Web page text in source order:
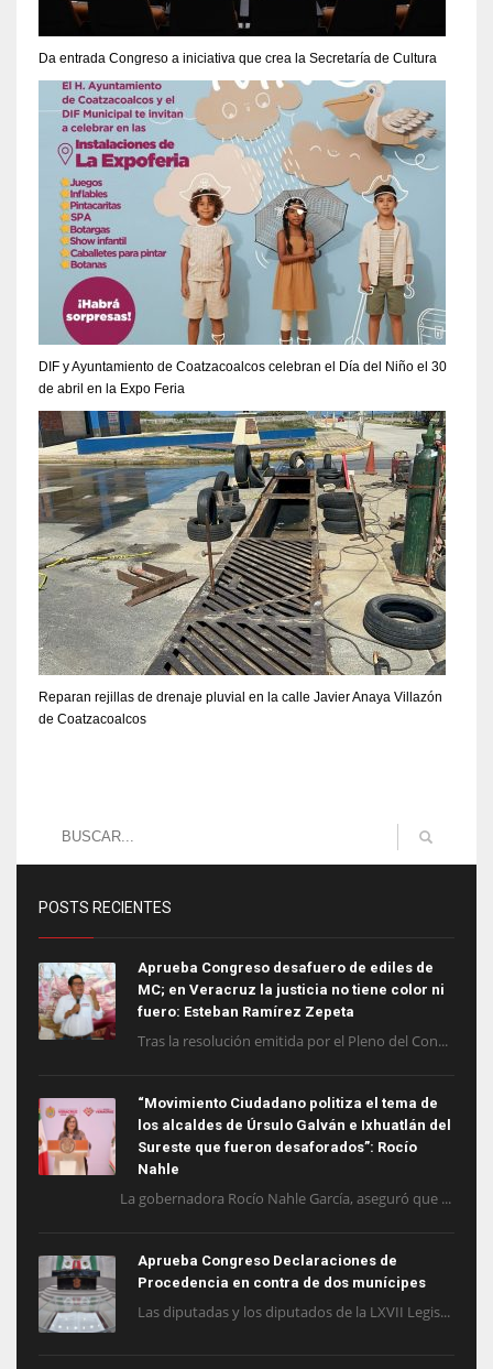
Da entrada Congreso a iniciativa que crea la Secretaría de Cultura
DIF y Ayuntamiento de Coatzacoalcos celebran el Día del Niño el 30
de abril en la Expo Feria
Reparan rejillas de drenaje pluvial en la calle Javier Anaya Villazón
de Coatzacoalcos
POSTS RECIENTES
Aprueba Congreso desafuero de ediles de
MC; en Veracruz la justicia no tiene color ni
fuero: Esteban Ramírez Zepeta
Tras la resolución emitida por el Pleno del Con...
“Movimiento Ciudadano politiza el tema de
los alcaldes de Úrsulo Galván e Ixhuatlán del
Sureste que fueron desaforados”: Rocío
Nahle
La gobernadora Rocío Nahle García, aseguró que ...
Aprueba Congreso Declaraciones de
Procedencia en contra de dos munícipes
Las diputadas y los diputados de la LXVII Legis...